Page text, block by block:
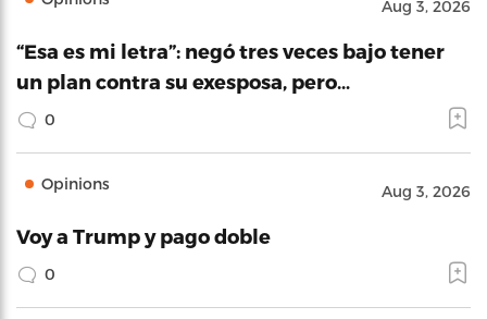
Aug 3, 2026
“Esa es mi letra”: negó tres veces bajo tener
un plan contra su exesposa, pero…
0
Opinions Aug 3, 2026
Voy a Trump y pago doble
0